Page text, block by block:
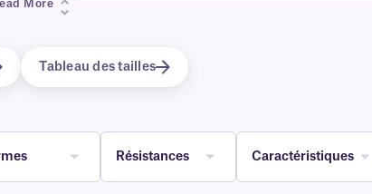
des congélateurs de laboratoire (-120 °C, -80 °C
codage couleur.
More
Tableau des tailles
Résistances Caractéristiques